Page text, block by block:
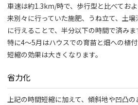
車速は約1.3km/時で、歩行型と比べてお
来別々に行っていた施肥、うね立て、土
に行えることで、半分以下の時間で済みま
特に4～5月はハウスでの育苗と畑への植
短縮の効果は大きくなります。
省力化
上記の時間短縮に加えて、傾斜地や凹凸